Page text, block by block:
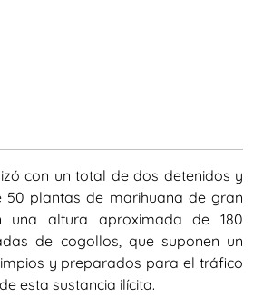
con un total de dos detenidos y
50 plantas de marihuana de gran
una altura aproximada de 180
de cogollos, que suponen un
y preparados para el tráfico
esta sustancia ilícita.